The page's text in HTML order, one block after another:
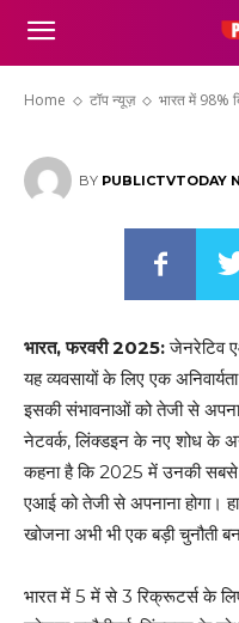
Home टॉप न्यूज़ भारत में 98%
अपना रहे, लेकिन
भी चुनौती: लिंक्डइन
BY PUBLICTVTODAY
भारत, फरवरी 2025:जेनरेटिव
यह व्यवसायों के लिए एक
इसकी संभावनाओं को तेजी से
नेटवर्क, लिंक्‍डइन के नए शोध के
कहना है कि 2025 में उनकी सबसे
एआई को तेजी से अपनाना होगा।
खोजना अभी भी एक बड़ी चुनौती
भारत में 5 में से 3 रिक्रूटर्स के